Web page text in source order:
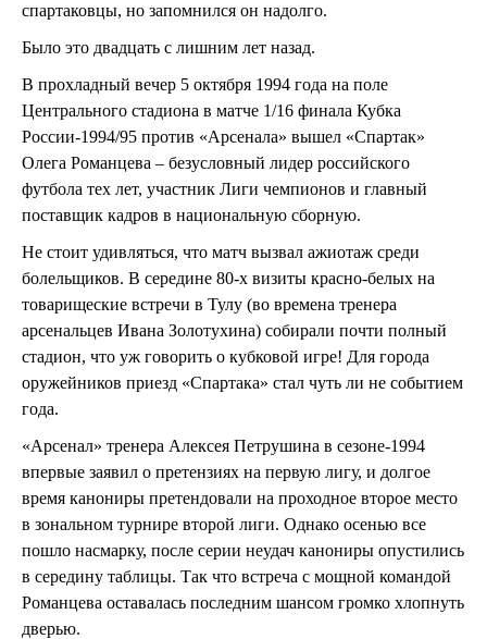
спартаковцы, но запомнился он надолго.
Было это двадцать с лишним лет назад.
В прохладный вечер 5 октября 1994 года на поле
Центрального стадиона в матче 1/16 финала Кубка
России-1994/95 против «Арсенала» вышел «Спартак»
Олега Романцева – безусловный лидер российского
футбола тех лет, участник Лиги чемпионов и главный
поставщик кадров в национальную сборную.
Не стоит удивляться, что матч вызвал ажиотаж среди
болельщиков. В середине 80-х визиты красно-белых на
товарищеские встречи в Тулу (во времена тренера
арсенальцев Ивана Золотухина) собирали почти полный
стадион, что уж говорить о кубковой игре! Для города
оружейников приезд «Спартака» стал чуть ли не событием
года.
«Арсенал» тренера Алексея Петрушина в сезоне-1994
впервые заявил о претензиях на первую лигу, и долгое
время канониры претендовали на проходное второе место
в зональном турнире второй лиги. Однако осенью все
пошло насмарку, после серии неудач канониры опустились
в середину таблицы. Так что встреча с мощной командой
Романцева оставалась последним шансом громко хлопнуть
дверью.